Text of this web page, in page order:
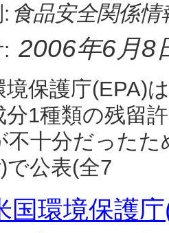
食品安全関係情
2006年6月8
保護庁(EPA)
分1種類の残留
不十分だったた
で公表(全7
国環境保護